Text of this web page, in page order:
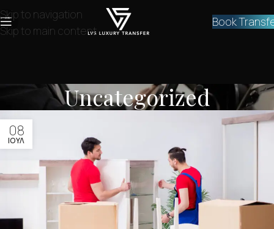
Skip to navigation
Skip to main content
Book
Uncategorized
08
ΙΟΎΛ